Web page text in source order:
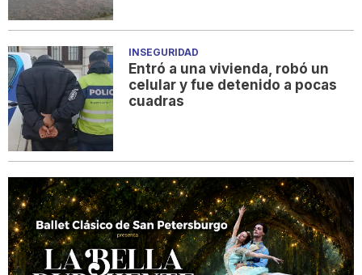
INSEGURIDAD
Entró a una vivienda, robó un
celular y fue detenido a pocas
cuadras